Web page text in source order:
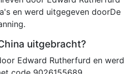
en werd uitgegeven doorDe
uitgebracht?
Edward Rutherfurd en werd